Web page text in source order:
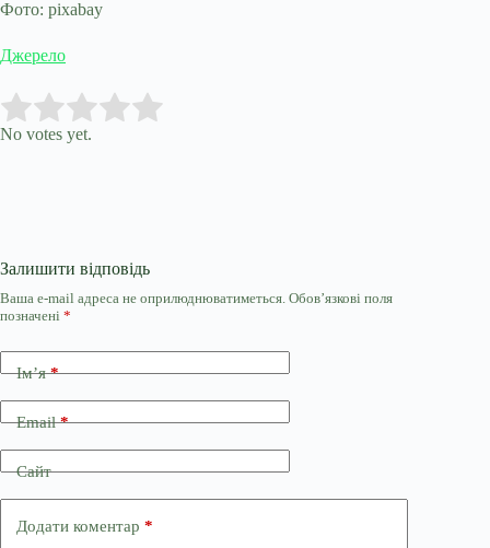
Фото: pixabay
Джерело
Rate this item:
No votes yet.
Залишити відповідь
Ваша e-mail адреса не оприлюднюватиметься. Обов’язкові поля
позначені *
Ім’я*
Email*
Сайт
Додати коментар *